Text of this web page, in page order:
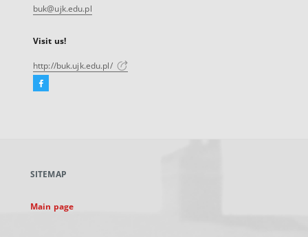
buk@ujk.edu.pl
Visit us!
http://buk.ujk.edu.pl/
Facebook
new
SITEMAP
Main page